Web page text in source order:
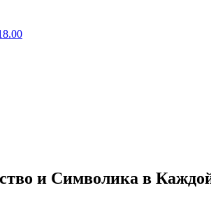
и Символика в